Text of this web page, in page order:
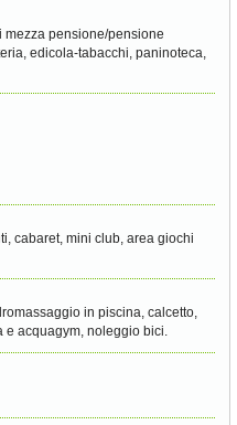
mezza pensione/pensione
edicola-tabacchi, paninoteca,
cabaret, mini club, area giochi
in piscina, calcetto,
e acquagym, noleggio bici.